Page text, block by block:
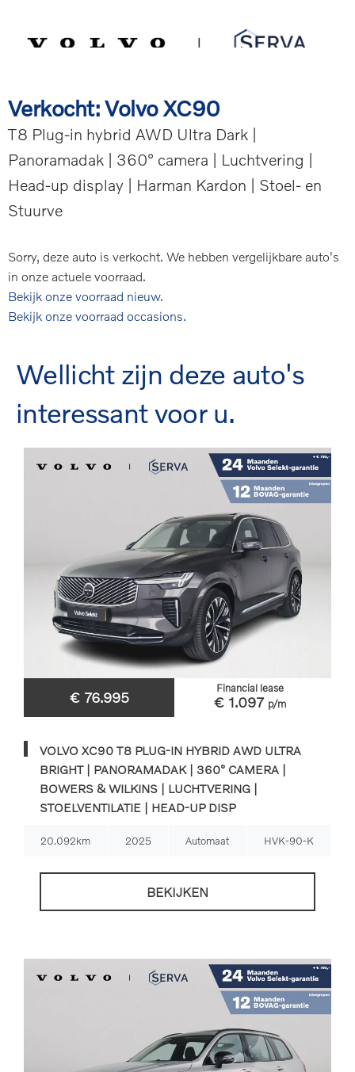
Verkocht: Volvo XC90
T8 Plug-in hybrid AWD Ultra Dark |
Panoramadak | 360° camera | Luchtvering |
Head-up display | Harman Kardon | Stoel- en
Stuurve
Sorry, deze auto is verkocht. We hebben vergelijkbare auto's
in onze actuele voorraad.
Bekijk onze voorraad nieuw.
Bekijk onze voorraad occasions.
Wellicht zijn deze auto's
interessant voor u.
€ 76.995
Financial lease
€ 1.097 p/m
VOLVO XC90 T8 PLUG-IN HYBRID AWD ULTRA
BRIGHT | PANORAMADAK | 360° CAMERA |
BOWERS & WILKINS | LUCHTVERING |
STOELVENTILATIE | HEAD-UP DISP
20.092km 2025 Automaat HVK-90-K
BEKIJKEN